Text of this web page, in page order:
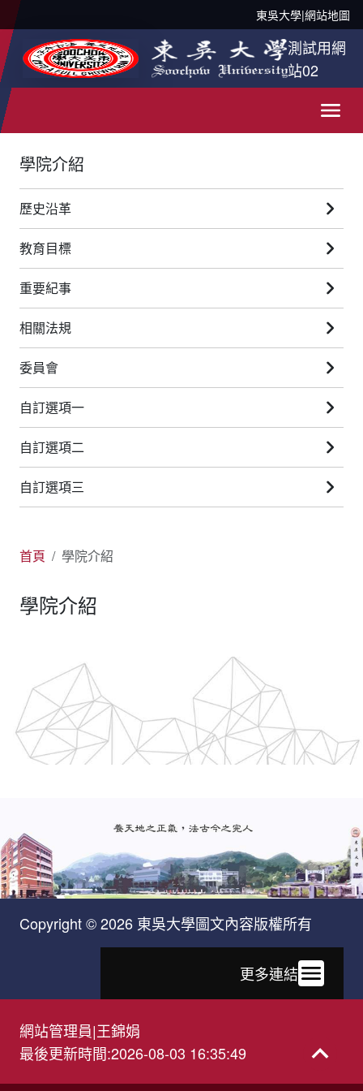
東吳大學|網站地圖
測試用網
站02
學院介紹
歷史沿革
教育目標
重要紀事
相關法規
委員會
自訂選項一
自訂選項二
自訂選項三
首頁 學院介紹
學院介紹
Copyright © 2026 東吳大學圖文內容版權所有
更多連結
網站管理員|王錦娟
最後更新時間:2026-08-03 16:35:49